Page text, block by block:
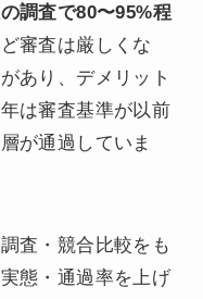
調査で80〜95%程
審査は厳しくな
あり、デメリット
は審査基準が以前
が通過していま
査・競合比較をも
態・通過率を上げ